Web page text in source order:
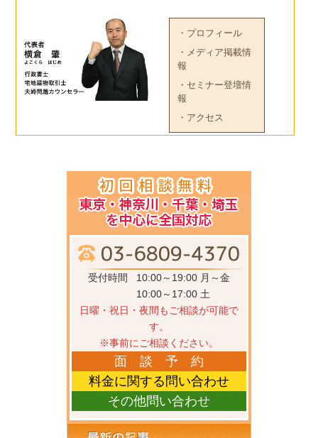
・プロフィール
・メディア掲載情
報
・セミナー登壇情
報
・アクセス
受付時間
10:00～19:00 月～金
10:00～17:00 土
日曜・祝日・夜間もご相談が可能で
す。
※事前にご相談ください。
面 談 予 約
料金に関する問い合わせ
その他問い合わせ